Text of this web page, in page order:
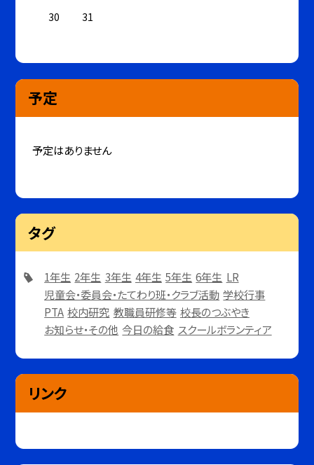
30
31
予定
予定はありません
タグ
1年生 2年生 3年生 4年生 5年生 6年生 LR
児童会・委員会・たてわり班・クラブ活動 学校行事
PTA 校内研究 教職員研修等 校長のつぶやき
お知らせ・その他 今日の給食 スクールボランティア
リンク